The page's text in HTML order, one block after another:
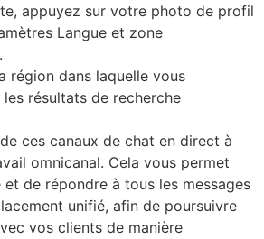
appuyez sur votre photo de profil
Langue et zone
région dans laquelle vous
résultats de recherche
ces canaux de chat en direct à
omnicanal. Cela vous permet
et de répondre à tous les messages
unifié, afin de poursuivre
vos clients de manière